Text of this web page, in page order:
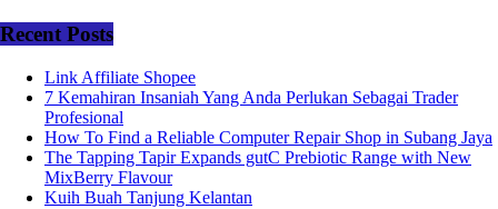
Recent Posts
Link Affiliate Shopee
7 Kemahiran Insaniah Yang Anda Perlukan Sebagai Trader
Profesional
How To Find a Reliable Computer Repair Shop in Subang Jaya
The Tapping Tapir Expands gutC Prebiotic Range with New
MixBerry Flavour
Kuih Buah Tanjung Kelantan